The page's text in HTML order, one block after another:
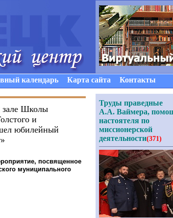
календарь Карта сайта Контакты
зале Школы
и
юбилейный
посвященное
муниципального
Труды праведные
А.А. Ваймера,
настоятеля по
миссионерской
деятельности(371)